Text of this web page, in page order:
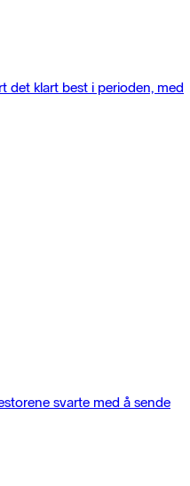
det klart best i perioden, med
svarte med å sende